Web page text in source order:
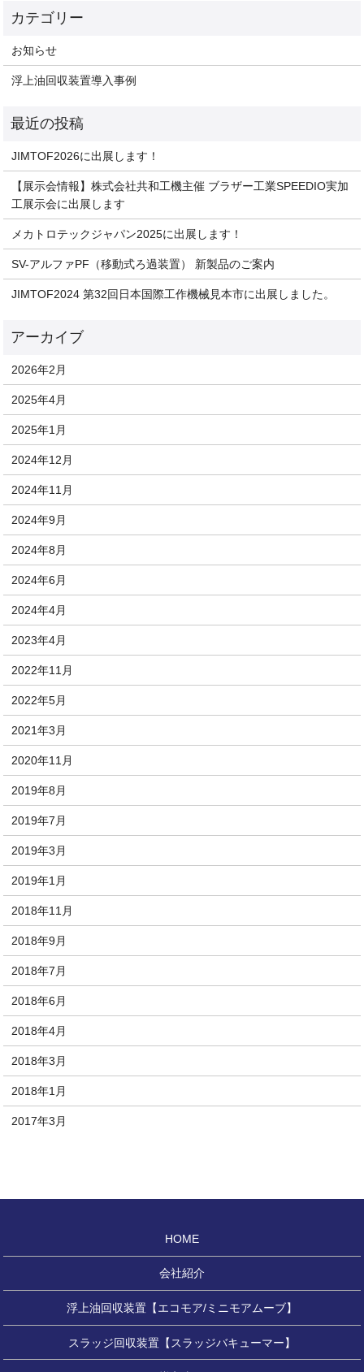
お知らせ
浮上油回収装置導入事例
JIMTOF2026に出展します！
【展示会情報】株式会社共和工機主催 ブラザー工業SPEEDIO実加
工展示会に出展します
メカトロテックジャパン2025に出展します！
SV-アルファPF（移動式ろ過装置） 新製品のご案内
JIMTOF2024 第32回日本国際工作機械見本市に出展しました。
2026年2月
2025年4月
2025年1月
2024年12月
2024年11月
2024年9月
2024年8月
2024年6月
2024年4月
2023年4月
2022年11月
2022年5月
2021年3月
2020年11月
2019年8月
2019年7月
2019年3月
2019年1月
2018年11月
2018年9月
2018年7月
2018年6月
2018年4月
2018年3月
2018年1月
2017年3月
HOME
会社紹介
浮上油回収装置【エコモア/ミニモアムーブ】
スラッジ回収装置【スラッジバキューマー】